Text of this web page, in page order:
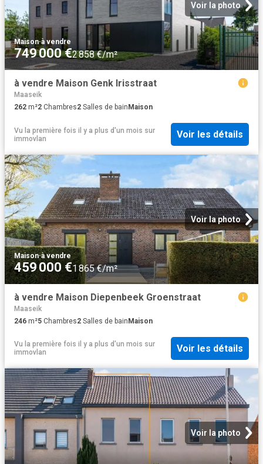
Voir la photo
Maison·à vendre
749 000 €2 858 €/m²
à vendre Maison Genk Irisstraat
Maaseik
262 m²2 Chambres2 Salles de bain Maison
Vu la première fois il y a plus d'un mois sur
immovlan
Voir les détails
Voir la photo
Maison·à vendre
459 000 €1 865 €/m²
à vendre Maison Diepenbeek Groenstraat
Maaseik
246 m²5 Chambres2 Salles de bainMaison
Vu la première fois il y a plus d'un mois sur
immovlan
Voir les détails
Voir la photo